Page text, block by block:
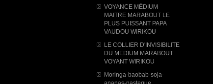
VOYANCE MÉDIUM
MAITRE MARABOUT LE
PLUS PUISSANT PAPA
VAUDOU WIRIKOU
LE COLLIER D'INVISIBILITE
DU MEDIUM MARABOUT
VOYANT WIRIKOU
Moringa-baobab-soja-
ananas-pasteque